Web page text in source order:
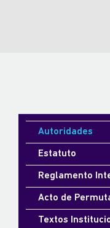
Autoridades
Estatuto
Reglamento
Acto de
Textos